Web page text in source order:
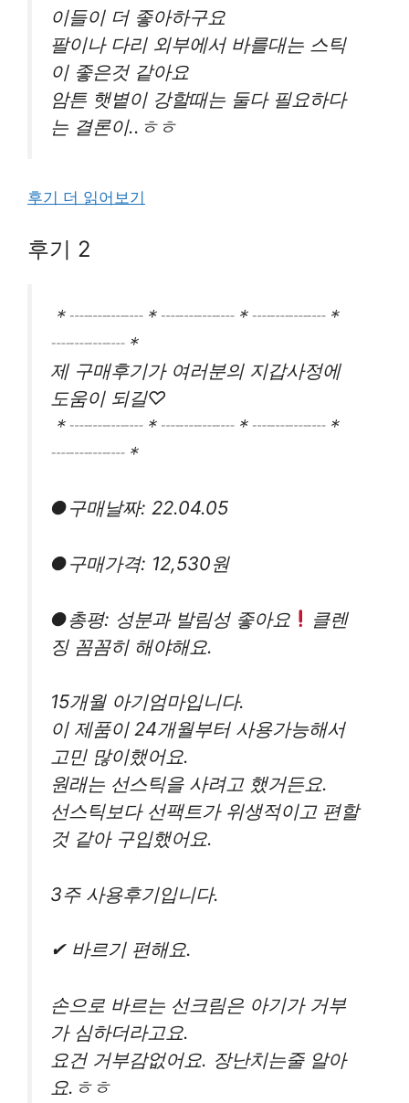
이들이 더 좋아하구요
팔이나 다리 외부에서 바를대는 스틱
이 좋은것 같아요
암튼 햇볕이 강할때는 둘다 필요하다
는 결론이..ㅎㅎ
후기 더 읽어보기
후기 2
＊┈┈┈┈＊┈┈┈┈＊┈┈┈┈＊
┈┈┈┈＊
제 구매후기가 여러분의 지갑사정에
도움이 되길♡
＊┈┈┈┈＊┈┈┈┈＊┈┈┈┈＊
┈┈┈┈＊
●구매날짜: 22.04.05
●구매가격: 12,530원
●총평: 성분과 발림성 좋아요
클렌
징 꼼꼼히 해야해요.
15개월 아기엄마입니다.
이 제품이 24개월부터 사용가능해서
고민 많이했어요.
원래는 선스틱을 사려고 했거든요.
선스틱보다 선팩트가 위생적이고 편할
것 같아 구입했어요.
3주 사용후기입니다.
✔ 바르기 편해요.
손으로 바르는 선크림은 아기가 거부
가 심하더라고요.
요건 거부감없어요. 장난치는줄 알아
요.ㅎㅎ